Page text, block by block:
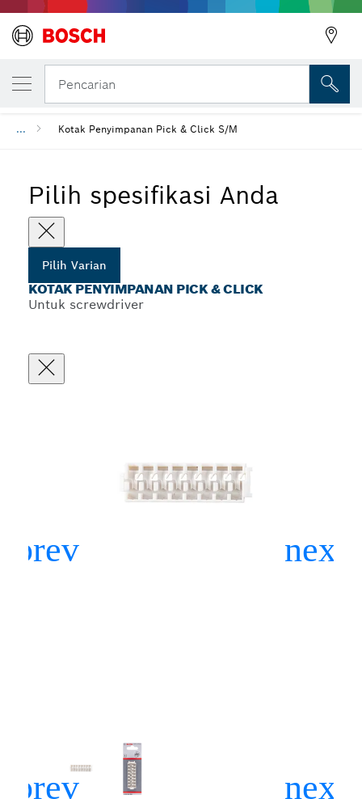
Pencarian
... Kotak Penyimpanan Pick & Click S/M
Pilih spesifikasi Anda
Pilih Varian
KOTAK PENYIMPANAN PICK & CLICK
Untuk screwdriver
VARIAN PILIHAN ANDA
Kotak Penyimpanan Pick & Click